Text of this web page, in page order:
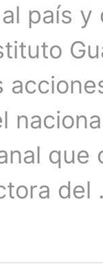
país
que